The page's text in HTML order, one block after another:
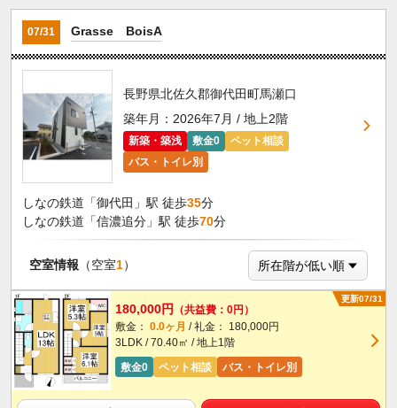
07/31 Grasse BoisA
長野県北佐久郡御代田町馬瀬口
築年月：2026年7月 / 地上2階
新築・築浅 敷金0
ペット相談
バス・トイレ別
しなの鉄道「御代田」駅 徒歩35分
しなの鉄道「信濃追分」駅 徒歩70分
空室情報 （空室1）
更新07/31
180,000円
（共益費：0円）
敷金： 0.0ヶ月 / 礼金： 180,000円
3LDK / 70.40㎡ / 地上1階
敷金0
ペット相談 バス・トイレ別